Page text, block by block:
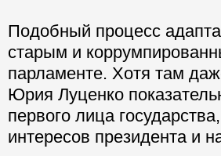
Подобный процесс
старым и
парламенте. Хотя там
Юрия Луценко
первого лица
интересов президента и